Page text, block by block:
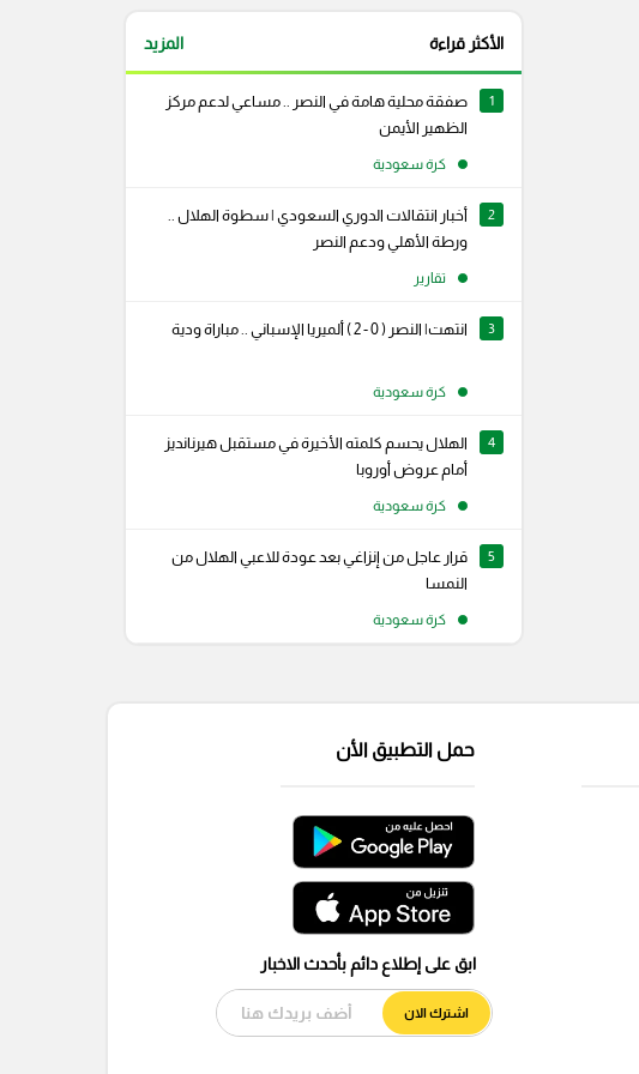
الأكثر قراءة المزيد
1
صفقة محلية هامة في النصر .. مساعي لدعم مركز
الظهير الأيمن
كرة سعودية
2
أخبار انتقالات الدوري السعودي | سطوة الهلال ..
ورطة الأهلي ودعم النصر
تقارير
3 انتهت| النصر ( 0 - 2 ) ألميريا الإسباني .. مباراة ودية
كرة سعودية
4
الهلال يحسم كلمته الأخيرة في مستقبل هيرنانديز
أمام عروض أوروبا
كرة سعودية
5
قرار عاجل من إنزاغي بعد عودة للاعبي الهلال من
النمسا
كرة سعودية
حمل التطبيق الأن
ابق على إطلاع دائم بأحدث الاخبار
اشترك الان